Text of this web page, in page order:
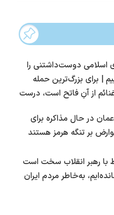
اسلامی دوست‌داشتنی را
| برای بزرگ‌ترین حمله
از آنِ فاتح است، درست
عمان در حال مذاکره برای
بر تنگه هرمز هستند
با رهبر انقلاب سخت است
به‌خاطر مردم ایران